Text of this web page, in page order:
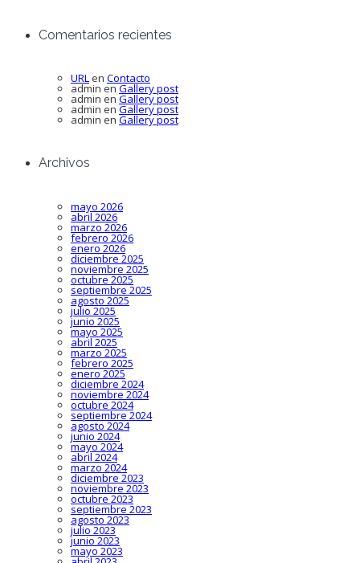
Comentarios recientes
URLen Contacto
admin enGallery post
admin en Gallery post
admin en Gallery post
admin en Gallery post
Archivos
mayo 2026
abril 2026
marzo 2026
febrero 2026
enero 2026
diciembre 2025
noviembre 2025
octubre 2025
septiembre 2025
agosto 2025
julio 2025
junio 2025
mayo 2025
abril 2025
marzo 2025
febrero 2025
enero 2025
diciembre 2024
noviembre 2024
octubre 2024
septiembre 2024
agosto 2024
junio 2024
mayo 2024
abril 2024
marzo 2024
diciembre 2023
noviembre 2023
octubre 2023
septiembre 2023
agosto 2023
julio 2023
junio 2023
mayo 2023